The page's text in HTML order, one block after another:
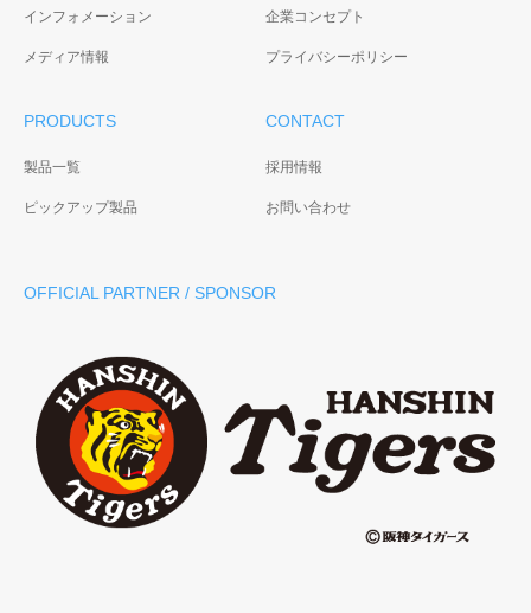
インフォメーション
メディア情報
企業コンセプト
プライバシーポリシー
PRODUCTS
製品一覧
ピックアップ製品
CONTACT
採用情報
お問い合わせ
OFFICIAL PARTNER / SPONSOR